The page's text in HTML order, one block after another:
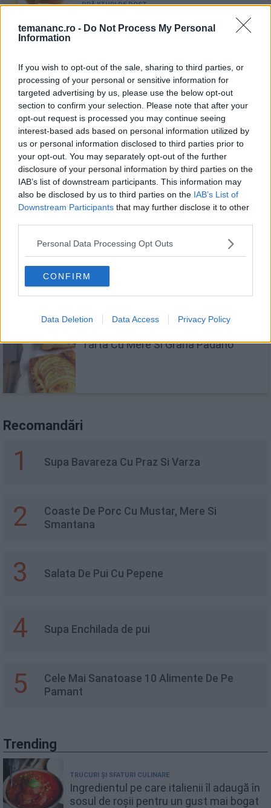
temananc.ro - Do Not Process My Personal
Information
If you wish to opt-out of the sale, sharing to third parties, or
processing of your personal or sensitive information for
targeted advertising by us, please use the below opt-out
section to confirm your selection. Please note that after your
opt-out request is processed you may continue seeing
interest-based ads based on personal information utilized by
us or personal information disclosed to third parties prior to
your opt-out. You may separately opt-out of the further
disclosure of your personal information by third parties on the
IAB’s list of downstream participants. This information may
also be disclosed by us to third parties on the IAB’s List of
Downstream Participants that may further disclose it to other
Personal Data Processing Opt Outs
CONFIRM
Data Deletion Data Access Privacy Policy
caramelizate, de post
Sos franțuzesc pentru salată
10 Beneficii Ale Consumului De Mere
avocado și brânza feta
Tarta Cu Mere Si Grana Padano
Recomandări
1 Supa Bavareza Cu Praz Si Varza
2
Coaste De Porc Cu Mustar, Mere Si
Smantana
3 Salata De Pui Cu Pepene
4 Supa Enchilada de pui
5
Cele Mai Sanatoase 10 Alimente De Pe
Pamant
Trending
TRUCURI ȘI SFATURI CULINARE
Ingredientul pe care italienii îl adaugă în
sosul de roșii pentru un gust mai bogat